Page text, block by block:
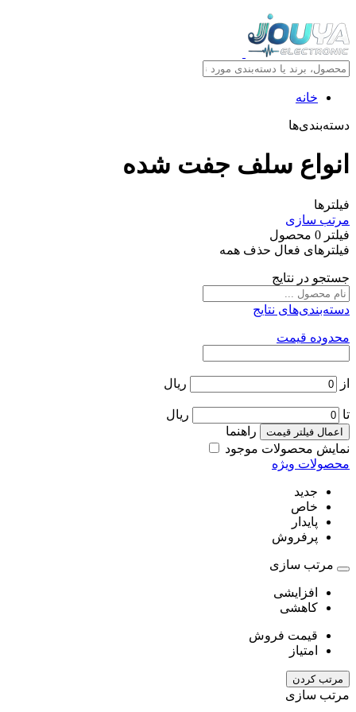
خانه
دسته‌بندی‌ها
انواع سلف جفت شده
فیلترها
مرتب سازی
فیلتر 0 محصول
فیلترهای فعال حذف همه
جستجو در نتایج
دسته‌بندی‌های نتایج
محدوده قیمت
از ریال
تا ریال
اعمال فیلتر قیمت
راهنما
نمایش محصولات موجود
محصولات ویژه
جدید
خاص
پایدار
پرفروش
مرتب سازی
افزایشی
کاهشی
قیمت فروش
امتیاز
مرتب کردن
مرتب سازی